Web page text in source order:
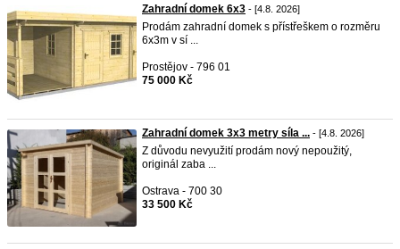
Zahradní domek 6x3 - [4.8. 2026]
Prodám zahradní domek s přístřeškem o rozměru
6x3m v sí ...
Prostějov - 796 01
75 000 Kč
Zahradní domek 3x3 metry síla ... - [4.8. 2026]
Z důvodu nevyužití prodám nový nepoužitý,
originál zaba ...
Ostrava - 700 30
33 500 Kč